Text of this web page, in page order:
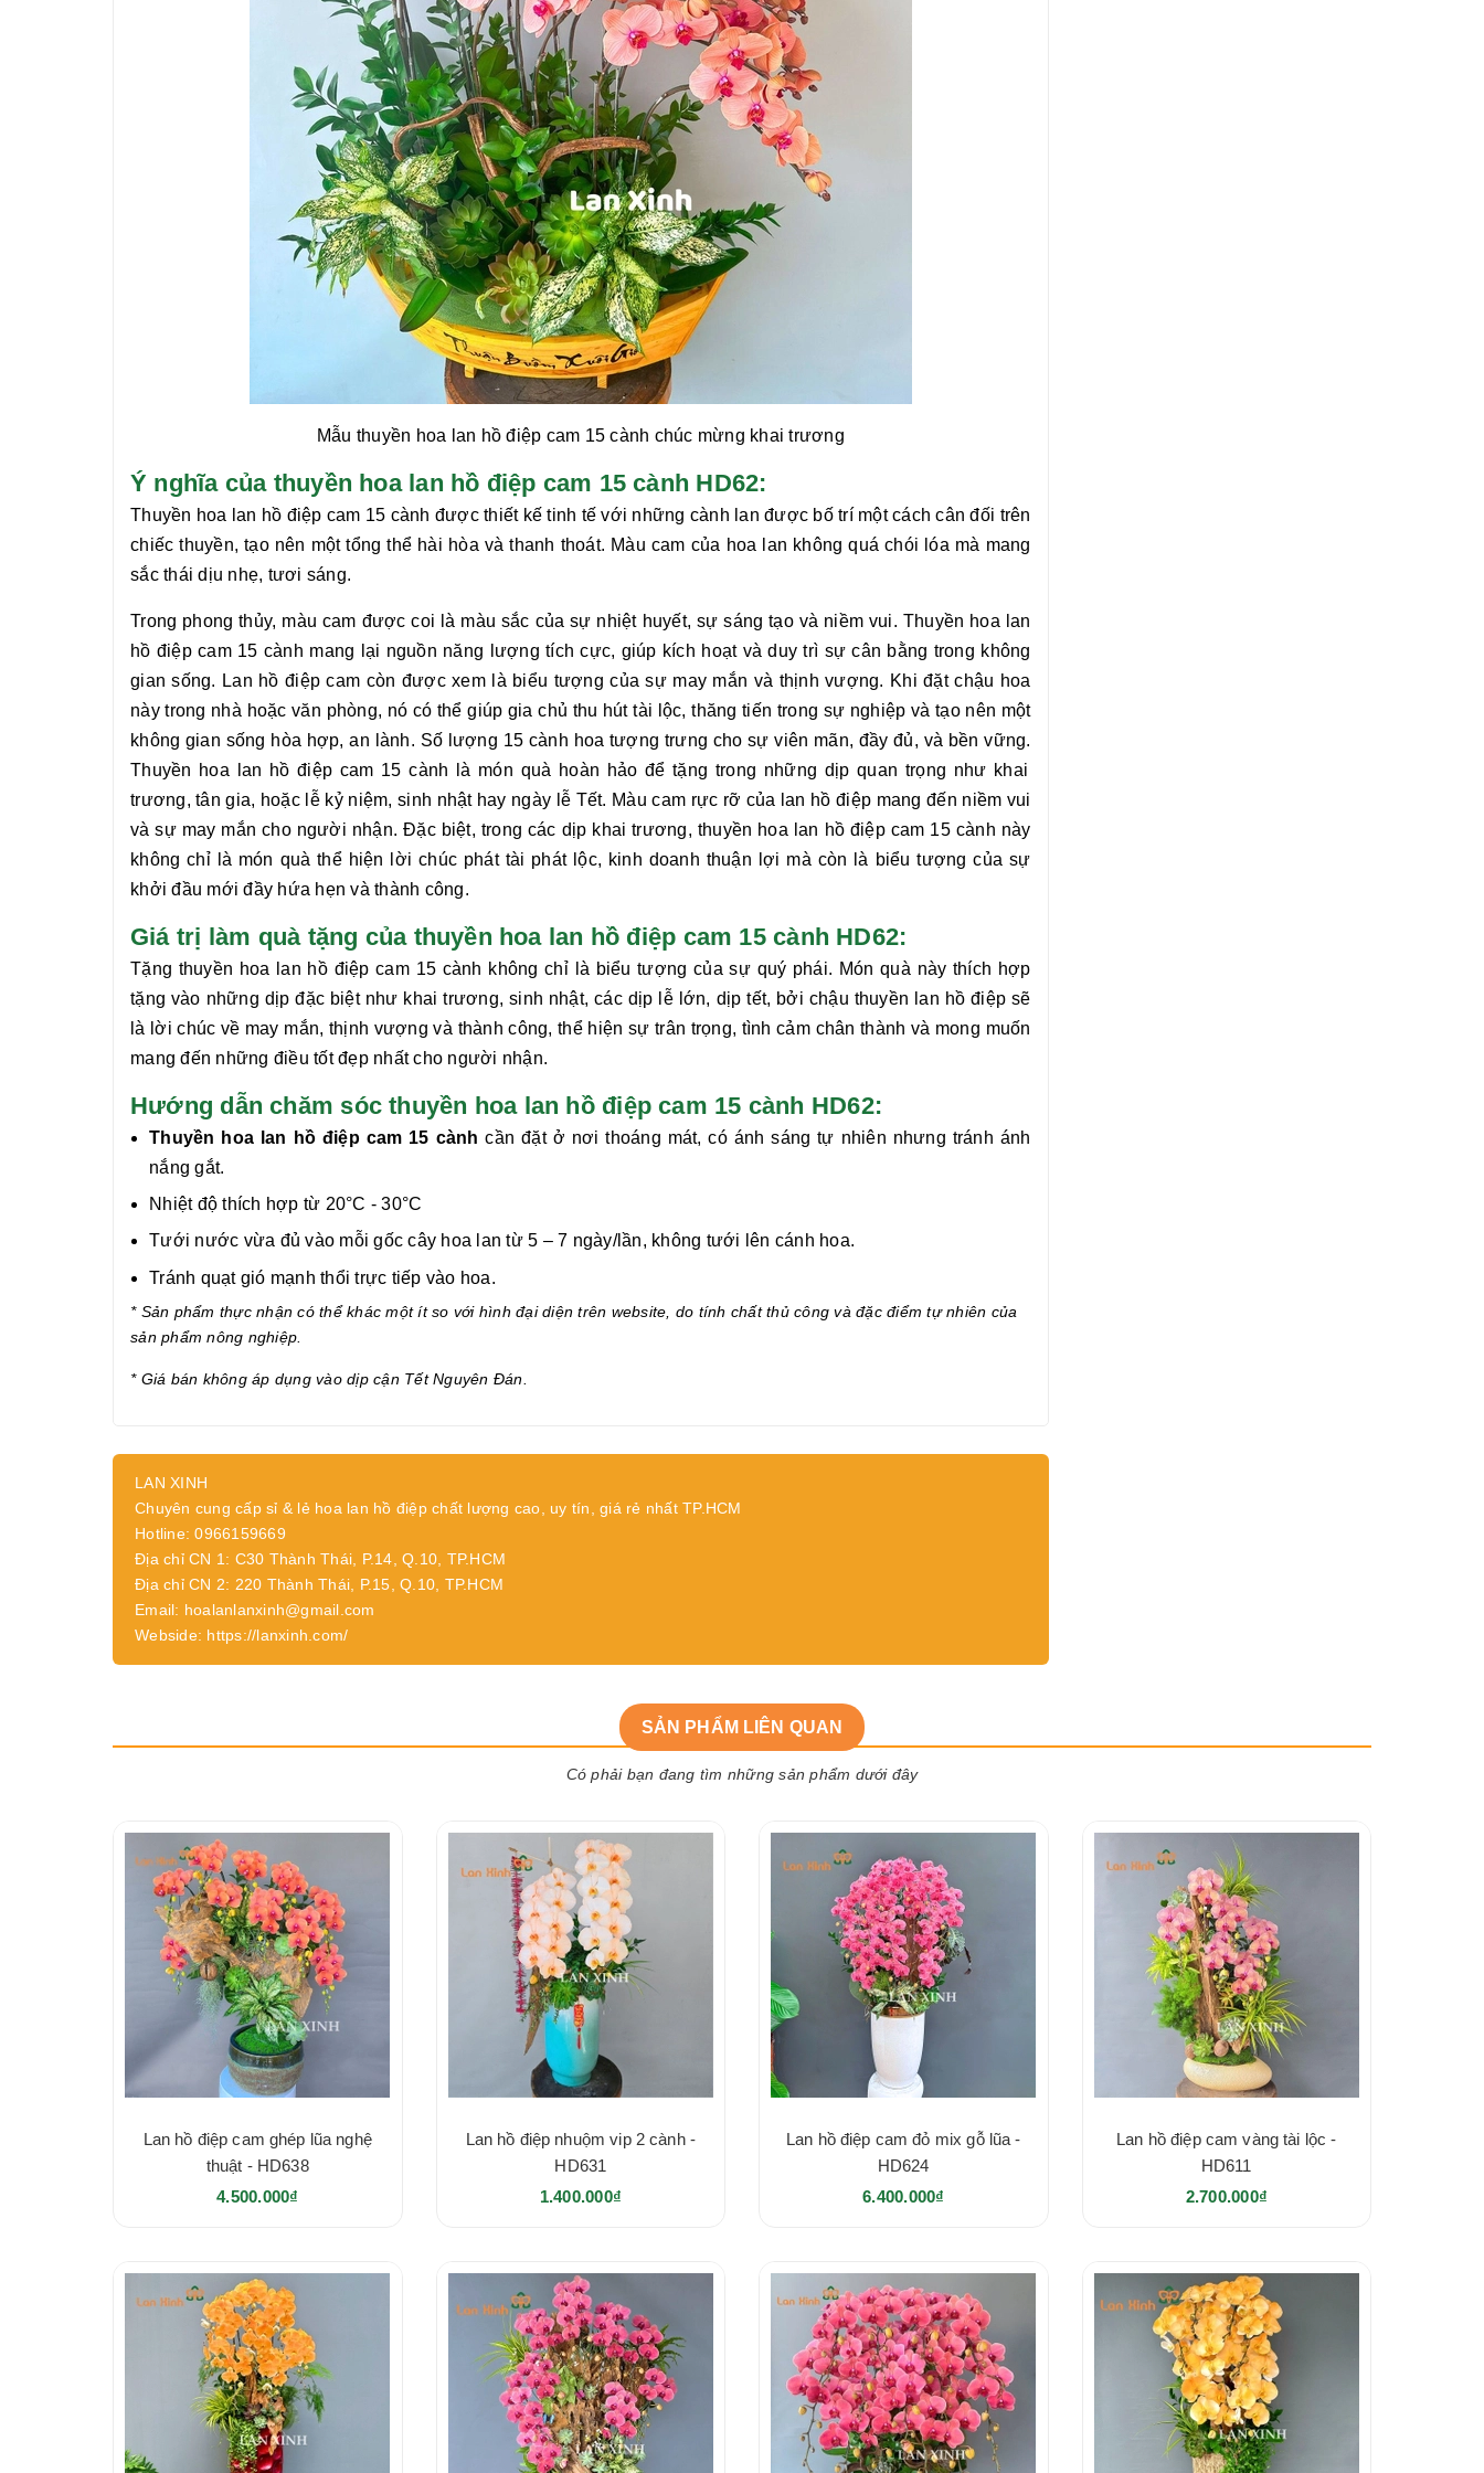
Mẫu thuyền hoa lan hồ điệp cam 15 cành chúc mừng khai trương
Ý nghĩa của thuyền hoa lan hồ điệp cam 15 cành HD62:
Thuyền hoa lan hồ điệp cam 15 cành được thiết kế tinh tế với những cành lan được bố trí một cách cân đối trên
chiếc thuyền, tạo nên một tổng thể hài hòa và thanh thoát. Màu cam của hoa lan không quá chói lóa mà mang
sắc thái dịu nhẹ, tươi sáng.
Trong phong thủy, màu cam được coi là màu sắc của sự nhiệt huyết, sự sáng tạo và niềm vui. Thuyền hoa lan
hồ điệp cam 15 cành mang lại nguồn năng lượng tích cực, giúp kích hoạt và duy trì sự cân bằng trong không
gian sống. Lan hồ điệp cam còn được xem là biểu tượng của sự may mắn và thịnh vượng. Khi đặt chậu hoa
này trong nhà hoặc văn phòng, nó có thể giúp gia chủ thu hút tài lộc, thăng tiến trong sự nghiệp và tạo nên một
không gian sống hòa hợp, an lành. Số lượng 15 cành hoa tượng trưng cho sự viên mãn, đầy đủ, và bền vững.
Thuyền hoa lan hồ điệp cam 15 cành là món quà hoàn hảo để tặng trong những dịp quan trọng như khai
trương, tân gia, hoặc lễ kỷ niệm, sinh nhật hay ngày lễ Tết. Màu cam rực rỡ của lan hồ điệp mang đến niềm vui
và sự may mắn cho người nhận. Đặc biệt, trong các dịp khai trương, thuyền hoa lan hồ điệp cam 15 cành này
không chỉ là món quà thể hiện lời chúc phát tài phát lộc, kinh doanh thuận lợi mà còn là biểu tượng của sự
khởi đầu mới đầy hứa hẹn và thành công.
Giá trị làm quà tặng của thuyền hoa lan hồ điệp cam 15 cành HD62:
Tặng thuyền hoa lan hồ điệp cam 15 cành không chỉ là biểu tượng của sự quý phái. Món quà này thích hợp
tặng vào những dịp đặc biệt như khai trương, sinh nhật, các dịp lễ lớn, dịp tết, bởi chậu thuyền lan hồ điệp sẽ
là lời chúc về may mắn, thịnh vượng và thành công,thể hiện sự trân trọng, tình cảm chân thành và mong muốn
mang đến những điều tốt đẹp nhất cho người nhận.
Hướng dẫn chăm sóc thuyền hoa lan hồ điệp cam 15 cành HD62:
Thuyền hoa lan hồ điệp cam 15 cành cần đặt ở nơi thoáng mát, có ánh sáng tự nhiên nhưng tránh ánh
nắng gắt.
Nhiệt độ thích hợp từ 20°C - 30°C
Tưới nước vừa đủ vào mỗi gốc cây hoa lan từ 5 – 7 ngày/lần, không tưới lên cánh hoa.
Tránh quạt gió mạnh thổi trực tiếp vào hoa.
* Sản phẩm thực nhận có thể khác một ít so với hình đại diện trên website, do tính chất thủ công và đặc điểm tự nhiên của
sản phẩm nông nghiệp.
* Giá bán không áp dụng vào dịp cận Tết Nguyên Đán.
LAN XINH
Chuyên cung cấp sỉ & lẻ hoa lan hồ điệp chất lượng cao, uy tín, giá rẻ nhất TP.HCM
Hotline: 0966159669
Địa chỉ CN 1: C30 Thành Thái, P.14, Q.10, TP.HCM
Địa chỉ CN 2: 220 Thành Thái, P.15, Q.10, TP.HCM
Email: hoalanlanxinh@gmail.com
Webside: https://lanxinh.com/
SẢN PHẨM LIÊN QUAN
Có phải bạn đang tìm những sản phẩm dưới đây
Lan hồ điệp cam ghép lũa nghệ
thuật - HD638
4.500.000₫
Lan hồ điệp nhuộm vip 2 cành -
HD631
1.400.000₫
Lan hồ điệp cam đỏ mix gỗ lũa -
HD624
6.400.000₫
Lan hồ điệp cam vàng tài lộc -
HD611
2.700.000₫